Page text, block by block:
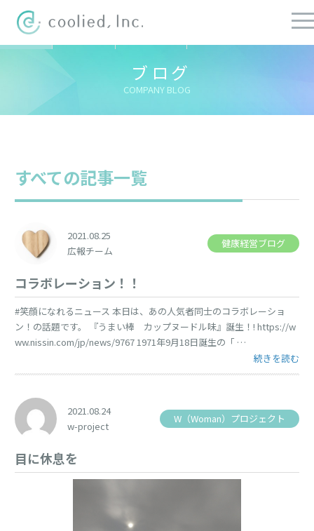
ブログ
COMPANY BLOG
ての記事
すべての記事一覧
2021.08.25
広報チーム
健康経営ブログ
コラボレーション！！
#笑顔になれるニュース 本日は、あの人気者同士のコラボレーショ
ン！の話題です。 『うまい棒 カップヌードル味』誕生！! https://w
ww.nissin.com/jp/news/9767 1971年9月18日誕生の「 …
“コラボレー
続きを読む
2021.08.24
w-project
W（Woman）プロジェクト
目に休息を